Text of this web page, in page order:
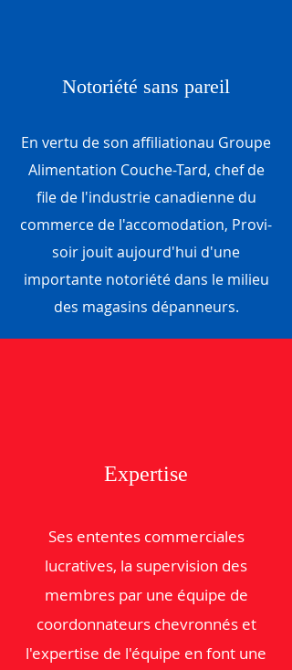
Notoriété sans pareil
En vertu de son affiliationau Groupe
Alimentation Couche-Tard, chef de
file de l'industrie canadienne du
commerce de l'accomodation, Provi-
soir jouit aujourd'hui d'une
importante notoriété dans le milieu
des magasins dépanneurs.
Expertise
Ses ententes commerciales
lucratives, la supervision des
membres par une équipe de
coordonnateurs chevronnés et
l'expertise de l'équipe en font une